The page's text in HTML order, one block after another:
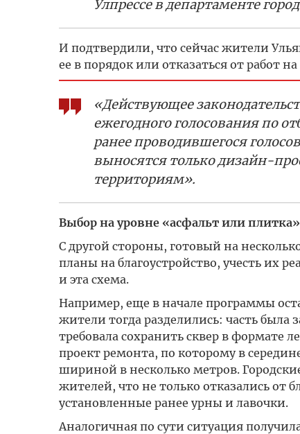
Улпрессе в департаменте
И подтвердили, что сейчас жители
ее в порядок или отказаться от работ
«Действующее
ежегодного голосования по
ранее проводившегося
выносятся только дизайн-
территориям».
Выбор на уровне «асфальт или плитка»
С другой стороны, готовый на
планы на благоустройство, учесть их
и эта схема.
Например, еще в начале программы
жители тогда разделились: часть была
требовала сохранить сквер в формате
проект ремонта, по которому в
шириной в несколько метров.
жителей, что не только отказались от
установленные ранее урны и лавочки.
Аналогичная по сути ситуация